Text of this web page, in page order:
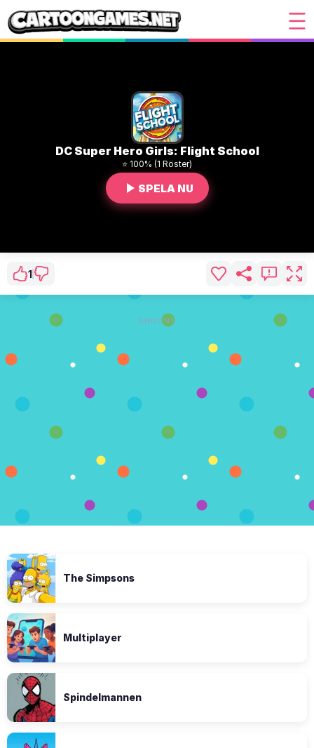
DC Super Hero Girls: Flight School
⭐ 100% (1 Röster)
SPELA NU
1
ANNONS
The Simpsons
Multiplayer
Spindelmannen